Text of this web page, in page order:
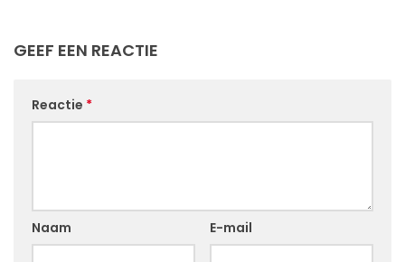
GEEF EEN REACTIE
Reactie *
Naam E-mail